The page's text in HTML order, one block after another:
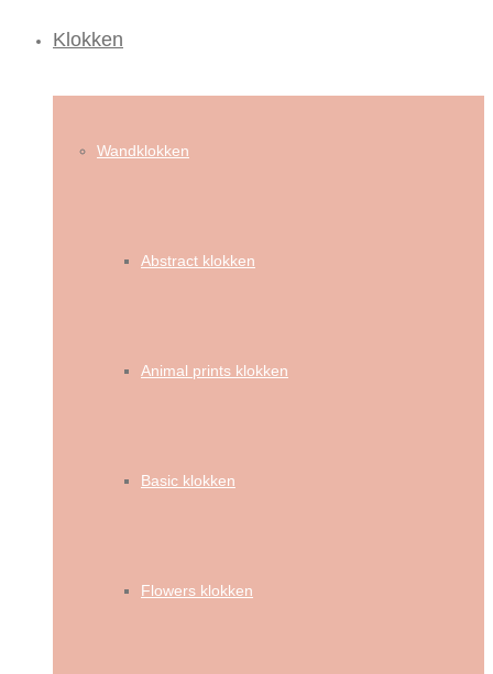
Klokken
Wandklokken
Abstract klokken
Animal prints klokken
Basic klokken
Flowers klokken